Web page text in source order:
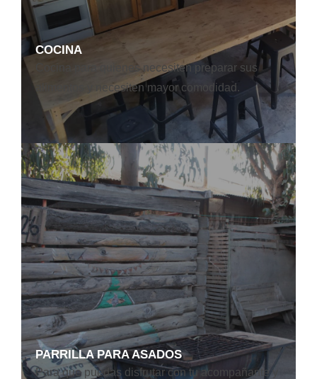
COCINA
Cocina para quienes necesiten preparar sus
alimentos y necesiten mayor comodidad.
PARRILLA PARA ASADOS
Para que puedas disfrutar con tu acompañante y